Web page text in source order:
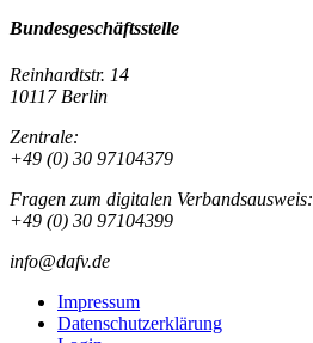
Bundesgeschäftsstelle
Reinhardtstr. 14
10117 Berlin
Zentrale:
+49 (0) 30 97104379
Fragen zum digitalen Verbandsausweis:
+49 (0) 30 97104399
info@dafv.de
Impressum
Datenschutzerklärung